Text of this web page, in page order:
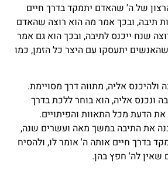
של ה' שהאדם יתמקד בדרך חיים
תיבה, ובכך אמר מה הוא רוצה שהאדם
שנח ייכנס לתיבה, ובכך הוא גם אמר
יתעסקו עם היצר כל הזמן, כמו
ולהיכנס אליה, מתווה דרך מסויימת.
ונכנס אליה, הוא בוחר ללכת בדרך
הדעת מכל התאוות והפיתויים.
את התיבה במשך מאה ועשרים שנה,
בדרך חיים אותה ה' אומר לו, ולהסיח
שאין לה' חפץ בהן.